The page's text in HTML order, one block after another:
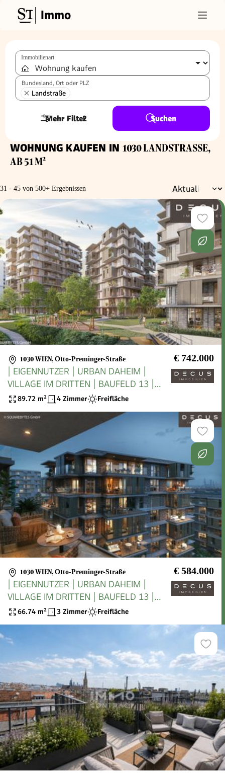
Immo
Immobilienart
Bundesland, Ort oder PLZ
Landstraße
Mehr Filter
2 Suchen
WOHNUNG KAUFEN IN 1030 LANDSTRASSE, A
B 51 M²
31 - 45 von 500+ Ergebnissen
1030 WIEN, Otto-Preminger-Straße € 742.000
| EIGENNUTZER | URBAN DAHEIM |
VILLAGE IM DRITTEN | BAUFELD 13 |
FERTIGSTELLUNG 2027
89.72 m² 4 Zimmer Freifläche
1030 WIEN, Otto-Preminger-Straße € 584.000
| EIGENNUTZER | URBAN DAHEIM |
VILLAGE IM DRITTEN | BAUFELD 13 |
FERTIGSTELLUNG 2027
66.74 m² 3 Zimmer Freifläche